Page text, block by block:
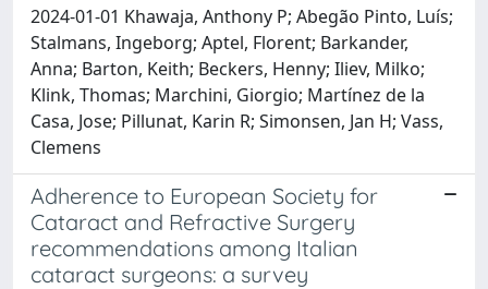
2024-01-01 Khawaja, Anthony P; Abegão Pinto, Luís;
Stalmans, Ingeborg; Aptel, Florent; Barkander,
Anna; Barton, Keith; Beckers, Henny; Iliev, Milko;
Klink, Thomas; Marchini, Giorgio; Martínez de la
Casa, Jose; Pillunat, Karin R; Simonsen, Jan H; Vass,
Clemens
Adherence to European Society for
Cataract and Refractive Surgery
recommendations among Italian
cataract surgeons: a survey